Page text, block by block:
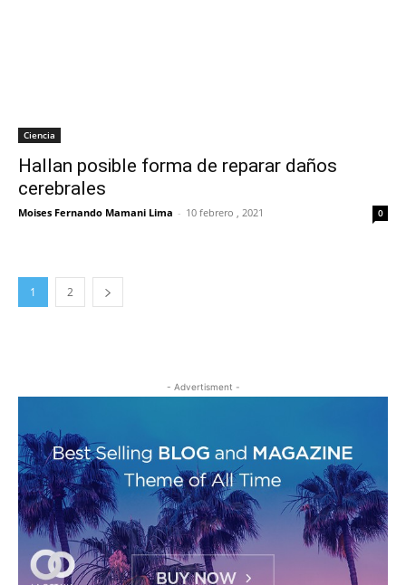
Ciencia
Hallan posible forma de reparar daños
cerebrales
Moises Fernando Mamani Lima - 10 febrero , 2021 0
1 2
- Advertisment -